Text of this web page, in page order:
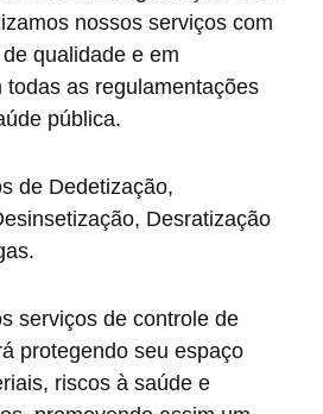
nossos serviços com
qualidade e em
todas as regulamentações
pública.
de Dedetização,
Desratização
serviços de controle de
protegendo seu espaço
riscos à saúde e